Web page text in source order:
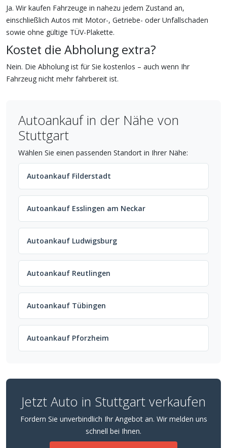
Ja. Wir kaufen Fahrzeuge in nahezu jedem Zustand an,
einschließlich Autos mit Motor-, Getriebe- oder Unfallschaden
sowie ohne gültige TÜV-Plakette.
Kostet die Abholung extra?
Nein. Die Abholung ist für Sie kostenlos – auch wenn Ihr
Fahrzeug nicht mehr fahrbereit ist.
Autoankauf in der Nähe von
Stuttgart
Wählen Sie einen passenden Standort in Ihrer Nähe:
Autoankauf Filderstadt
Autoankauf Esslingen am Neckar
Autoankauf Ludwigsburg
Autoankauf Reutlingen
Autoankauf Tübingen
Autoankauf Pforzheim
Jetzt Auto in Stuttgart verkaufen
Fordern Sie unverbindlich Ihr Angebot an. Wir melden uns
schnell bei Ihnen.